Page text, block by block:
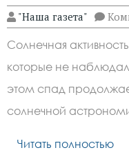
"Наша газета"
Солнечная
которые не
этом спад
солнечной
Читать полностью